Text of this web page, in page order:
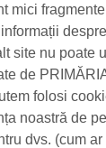
mici
site nu poate
de
folosi
noastră de
dvs. (cum ar